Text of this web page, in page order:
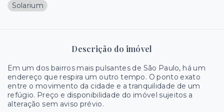
Solarium
Descrição do imóvel
Em um dos bairros mais pulsantes de São Paulo, há um
endereço que respira um outro tempo. O ponto exato
entre o movimento da cidade e a tranquilidade de um
refúgio. Preço e disponibilidade do imóvel sujeitos a
alteração sem aviso prévio.